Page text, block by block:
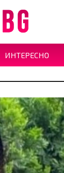
ИНТЕРЕСНО